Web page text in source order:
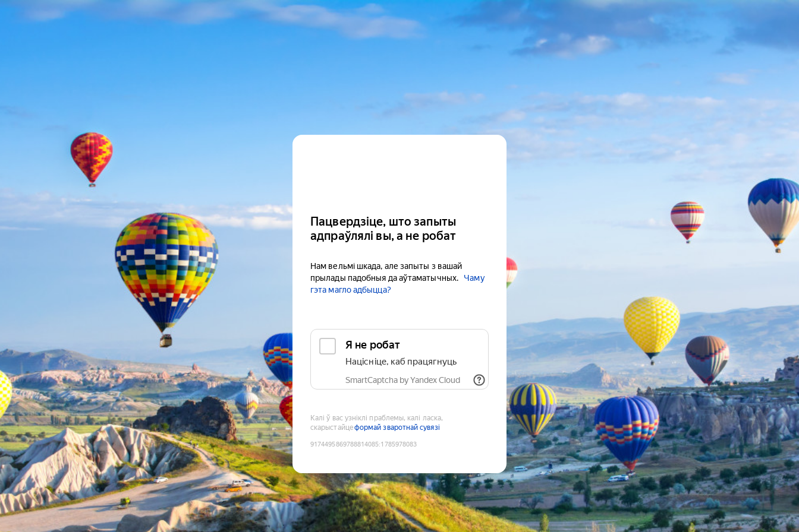
Пацвердзіце, што запыты
адпраўлялі вы, а не робат
Нам вельмі шкада, але запыты з вашай
прылады падобныя да аўтаматычных.
Чаму
гэта магло адбыцца?
Я не робат
Націсніце, каб працягнуць
SmartCaptcha by Yandex Cloud
Калі ў вас узніклі праблемы, калі ласка,
скарыстайцеформай зваротнай сувязі
9174495869788814085:1785978083